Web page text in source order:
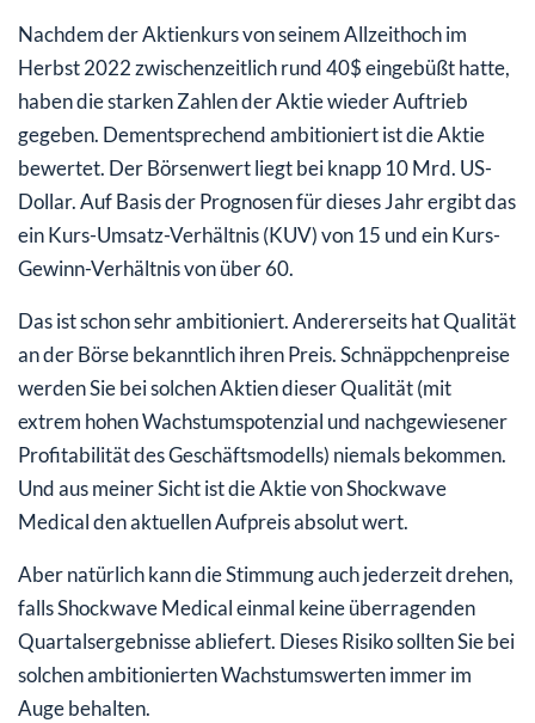
Nachdem der Aktienkurs von seinem Allzeithoch im
Herbst 2022 zwischenzeitlich rund 40$ eingebüßt hatte,
haben die starken Zahlen der Aktie wieder Auftrieb
gegeben. Dementsprechend ambitioniert ist die Aktie
bewertet. Der Börsenwert liegt bei knapp 10 Mrd. US-
Dollar. Auf Basis der Prognosen für dieses Jahr ergibt das
ein Kurs-Umsatz-Verhältnis (KUV) von 15 und ein Kurs-
Gewinn-Verhältnis von über 60.
Das ist schon sehr ambitioniert. Andererseits hat Qualität
an der Börse bekanntlich ihren Preis. Schnäppchenpreise
werden Sie bei solchen Aktien dieser Qualität (mit
extrem hohen Wachstumspotenzial und nachgewiesener
Profitabilität des Geschäftsmodells) niemals bekommen.
Und aus meiner Sicht ist die Aktie von Shockwave
Medical den aktuellen Aufpreis absolut wert.
Aber natürlich kann die Stimmung auch jederzeit drehen,
falls Shockwave Medical einmal keine überragenden
Quartalsergebnisse abliefert. Dieses Risiko sollten Sie bei
solchen ambitionierten Wachstumswerten immer im
Auge behalten.